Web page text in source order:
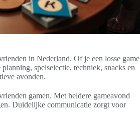
in Nederland. Of je een losse game
spelselectie, techniek, snacks en
avonden.
gamen. Met heldere gameavond
Duidelijke communicatie zorgt voor